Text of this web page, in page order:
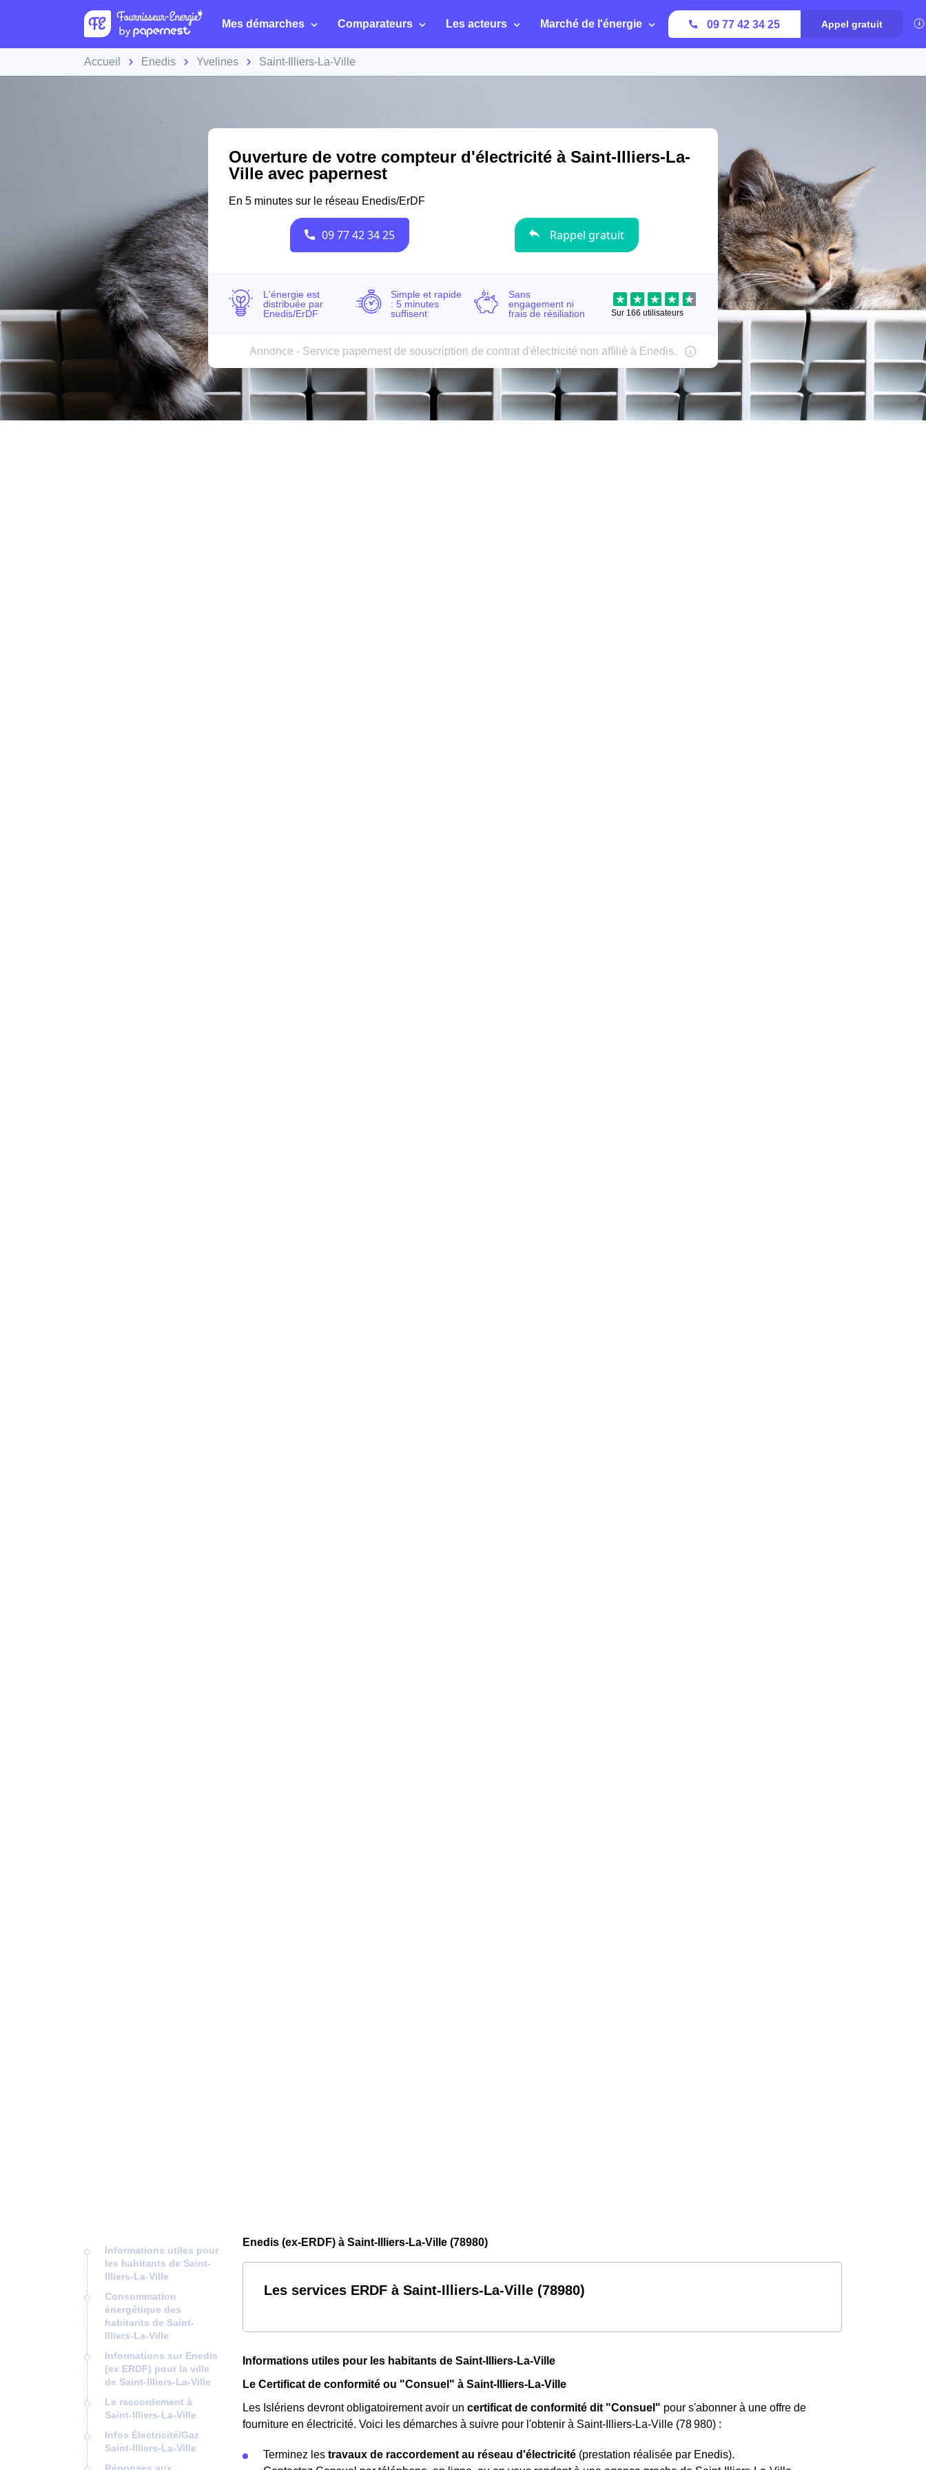
Mes démarches Comparateurs Les acteurs Marché de l'énergie 09 77 42 34 25 Appel gratuit
Accueil Enedis Yvelines Saint-Illiers-La-Ville
Informations utiles pour
les habitants de Saint-
Illiers-La-Ville
Consommation
énergétique des
habitants de Saint-
Illiers-La-Ville
Informations sur Enedis
(ex ERDF) pour la ville
de Saint-Illiers-La-Ville
Le raccordement à
Saint-Illiers-La-Ville
Infos Électricité/Gaz
Saint-Illiers-La-Ville
Enedis (ex-ERDF) à Saint-Illiers-La-Ville (78980)
Les services ERDF à Saint-Illiers-La-Ville (78980)
Informations utiles pour les habitants de Saint-Illiers-La-Ville
Le Certificat de conformité ou "Consuel" à Saint-Illiers-La-Ville
Les Islériens devront obligatoirement avoir un certificat de conformité dit "Consuel" pour s'abonner à une offre de
fourniture en électricité. Voici les démarches à suivre pour l'obtenir à Saint-Illiers-La-Ville (78 980) :
Terminez les travaux de raccordement au réseau d'électricité (prestation réalisée par Enedis).